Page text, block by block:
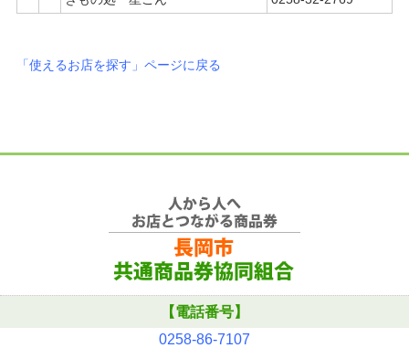
「使えるお店を探す」ページに戻る
【電話番号】
0258-86-7107